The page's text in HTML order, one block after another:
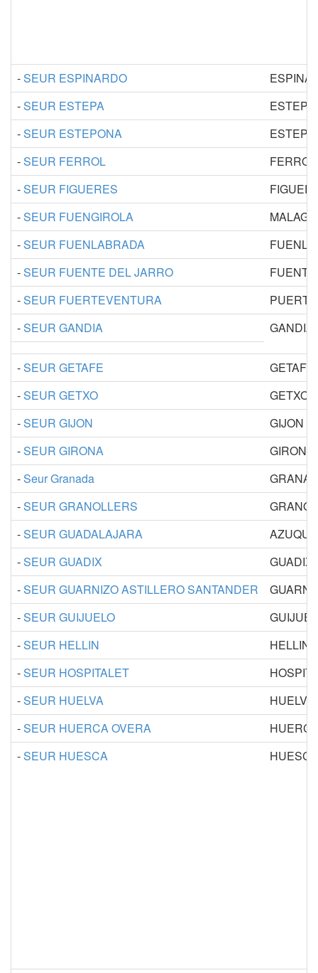
-SEUR ESPINARDO
-SEUR ESTEPA
ESTEPA
-SEUR ESTEPONA
-SEUR FERROL
FERROL
-SEUR FIGUERES
-SEUR FUENGIROLA
MALAGA
-SEUR FUENLABRADA
-SEUR FUENTE DEL JARRO
-SEUR FUERTEVENTURA
-SEUR GANDIA GANDIA
-SEUR GETAFE
GETAFE
-SEUR GETXO
GETXO
-SEUR GIJON
GIJON
-SEUR GIRONA
GIRONA
-Seur Granada
-SEUR GRANOLLERS
-SEUR GUADALAJARA
-SEUR GUADIX
GUADIX
-SEUR GUARNIZO ASTILLERO SANTANDER
-SEUR GUIJUELO
-SEUR HELLIN
HELLIN
-SEUR HOSPITALET
-SEUR HUELVA
HUELVA
-SEUR HUERCA OVERA
-SEUR HUESCA HUESCA